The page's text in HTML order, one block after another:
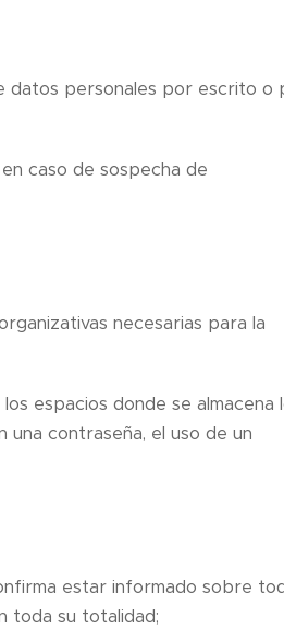
datos personales por escrito o
caso de sospecha de
necesarias para la
espacios donde se almacena
contraseña, el uso de un
estar informado sobre
toda su totalidad;